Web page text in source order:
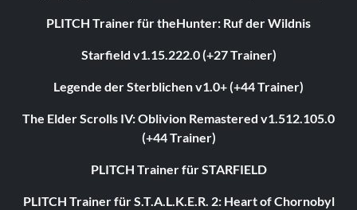
PLITCH Trainer für theHunter: Ruf der Wildnis
Starfield v1.15.222.0 (+27 Trainer)
Legende der Sterblichen v1.0+ (+44 Trainer)
The Elder Scrolls IV: Oblivion Remastered v1.512.105.0
(+44 Trainer)
PLITCH Trainer für STARFIELD
PLITCH Trainer für S.T.A.L.K.E.R. 2: Heart of Chornobyl